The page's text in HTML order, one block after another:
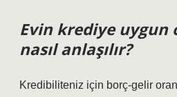
Evin krediye uygun
nasıl anlaşılır?
Kredibiliteniz için borç-gelir